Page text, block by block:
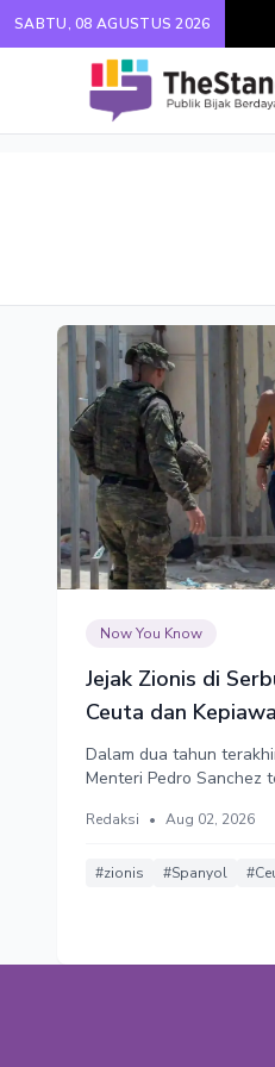
SABTU, 08 AGUSTUS 2026
Now You Know
Jejak Zionis di
Ceuta dan
Mengatasinya
Dalam dua tahun
Menteri Pedro Sanchez
Palestina yang
otonomnya, yakni Ceuta.
Redaksi • Aug 02, 2026
#zionis #Spanyol